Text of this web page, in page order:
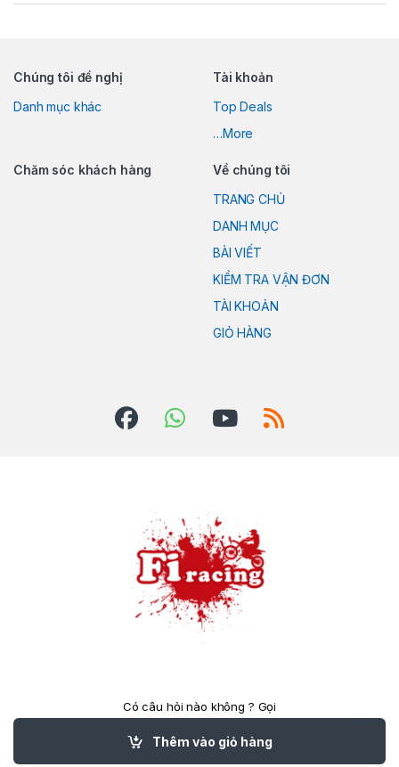
Thêm vào giỏ hàng
Chúng tôi đề nghị
Danh mục khác
Tài khoản
Top Deals
…More
Chăm sóc khách hàng
Về chúng tôi
TRANG CHỦ
DANH MỤC
BÀI VIẾT
KIỂM TRA VẬN ĐƠN
TÀI KHOẢN
GIỎ HÀNG
Có câu hỏi nào không ? Gọi
cho chúng tôi 24/7!
(84)824039788